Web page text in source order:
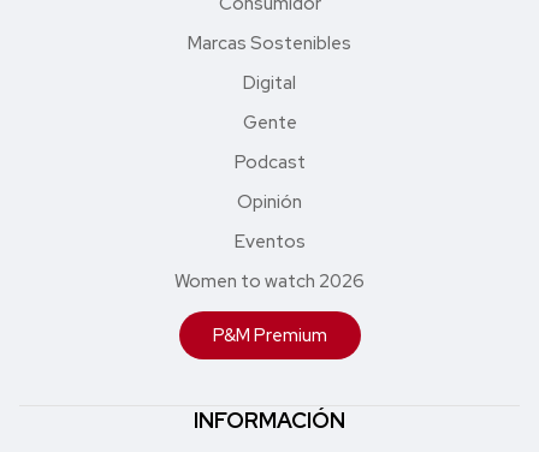
Marcas Sostenibles
Digital
Gente
Podcast
Opinión
Eventos
Women to watch 2026
P&M Premium
INFORMACIÓN